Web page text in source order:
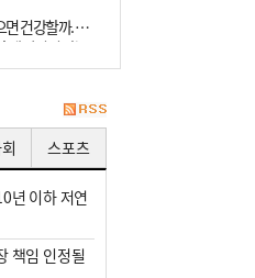
건강할까. 요
때 빠지지 않는
. 헬스장을 다니
스포츠
년 이하 저연
책임 인정될